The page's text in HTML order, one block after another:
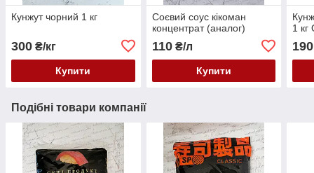
Кунжут чорний 1 кг
300 ₴/кг
Купити
Соєвий соус кікоман
концентрат (аналог)
110₴/л
Купити
1
190
Подібні товари компанії